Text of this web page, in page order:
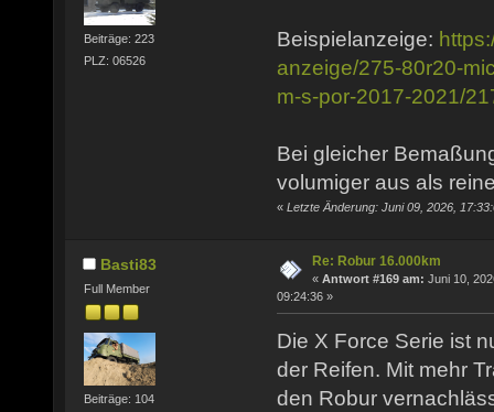
Beiträge: 223
PLZ: 06526
Beispielanzeige:
anzeige/275-80r20-
m-s-por-2017-2021/
Bei gleicher
volumiger aus als
« Letzte Änderung: Juni 09, 2026,
Basti83
Full Member
Beiträge: 104
Re: Robur 16.000km
« Antwort #169 am: Juni 10,
09:24:36 »
Die X Force Serie ist
der Reifen. Mit mehr
den Robur